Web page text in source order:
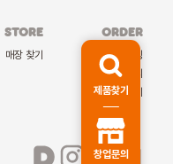
STORE
매장 찾기
ORDER
케이터링
딜리버리
선물하기
제품찾기
창업문의